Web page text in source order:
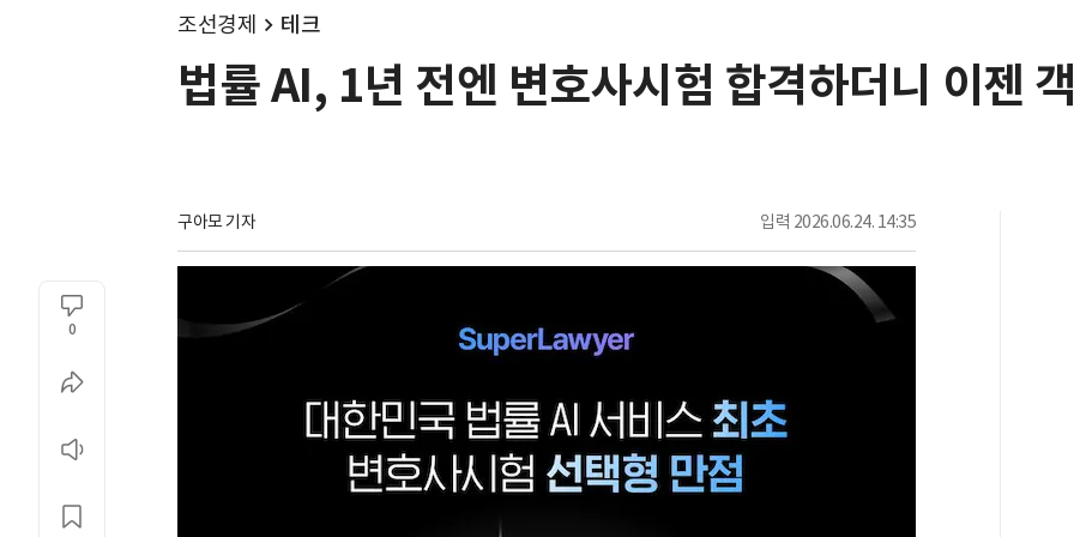
조선경제 테크
법률 AI, 1년 전엔 변호사시험 합격하더니 이젠
구아모 기자 입력 2026.06.24. 14:35
0